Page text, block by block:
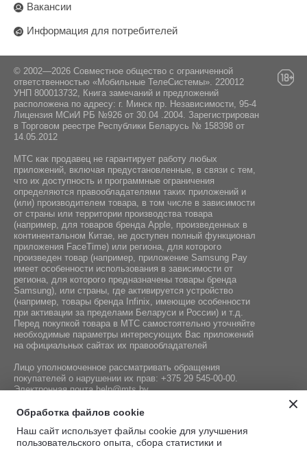
Вакансии
Информация для потребителей
© 2002—2026 Совместное общество с ограниченной
ответственностью «Мобильные ТелеСистемы». 220012
УНП 800013732, Книга замечаний и предложений
расположена по адресу: г. Минск пр. Независимости, 95-4
Лицензия МСиИ РБ №926 от 30.04 .2004. Зарегистрирован
в Торговом реестре Республики Беларусь № 158398 от
14.05.2012
МТС как продавец не гарантирует работу любых
приложений, включая предустановленные, в связи с тем,
что их доступность и программные ограничения
определяются правообладателями таких приложений и
(или) производителем товара, в том числе в зависимости
от страны или территории производства товара
(например, для товаров бренда Apple, произведенных в
континентальном Китае, не доступен полный функционал
приложения FaceTime) или региона, для которого
произведен товар (например, приложение Samsung Pay
имеет особенности использования в зависимости от
региона, для которого предназначены товары бренда
Samsung), или страны, где активируется устройство
(например, товары бренда Infiniх, имеющие особенности
при активации за пределами Беларуси и России) и т.д.
Перед покупкой товара в МТС самостоятельно уточняйте
необходимые параметры интересующих Вас приложений
на официальных сайтах их правообладателей
Лицо уполномоченное рассматривать обращения
покупателей о нарушении их прав: +375 29 545-00-00.
Электронная почтаhelp@mts.by
Номер телефона работников местных исполнительных и
регистрации СООО «Мобильные ТелеСистемы»,
уполномоченных рассматривать обращения покупателей:
Обработка файлов cookie
Наш сайт использует файлы cookie для улучшения
пользовательского опыта, сбора статистики и